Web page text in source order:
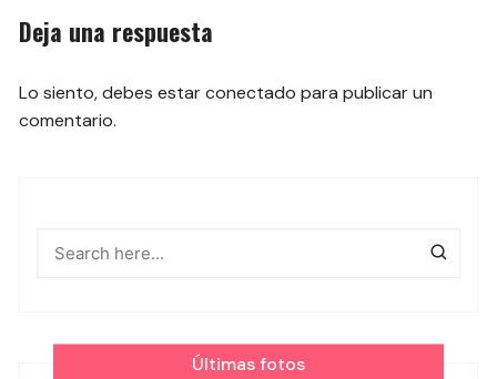
Deja una respuesta
Lo siento, debes estarconectado para publicar un
comentario.
Últimas fotos